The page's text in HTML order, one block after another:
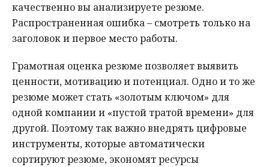
качественно вы анализируете резюме.
Распространенная ошибка – смотреть только на
заголовок и первое место работы.
Грамотная оценка резюме позволяет выявить
ценности, мотивацию и потенциал. Одно и то же
резюме может стать «золотым ключом» для
одной компании и «пустой тратой времени» для
другой. Поэтому так важно внедрять цифровые
инструменты, которые автоматически
сортируют резюме, экономят ресурсы